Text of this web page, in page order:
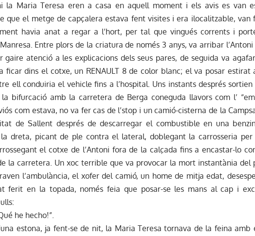
la Maria Teresa eren a casa en aquell moment i els avis es van
que el metge de capçalera estava fent visites i era ilocalitzable, van
havia anat a regar a l’hort, per tal que vingués corrents i
Entre plors de la criatura de només 3 anys, va arribar
gaire atenció a les explicacions dels seus pares, de seguida va
ficar dins el cotxe, un RENAULT 8 de color blanc; el va posar estirat
ell conduiria el vehicle fins a l’hospital. Uns instants després
bifurcació amb la carretera de Berga coneguda llavors com l’
com estava, no va fer cas de l’stop i un camió-cisterna de la
de Sallent després de descarregar el combustible en una
dreta, picant de ple contra el lateral, doblegant la carrosseria
el cotxe de l’Antoni fora de la calçada fins a encastar-lo
la carretera. Un xoc terrible que va provocar la mort instantània del
l’ambulància, el xofer del camió, un home de mitja edat,
ferit en la topada, només feia que posar-se les mans al cap i
he hecho!”.
estona, ja fent-se de nit, la Maria Teresa tornava de la feina amb